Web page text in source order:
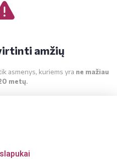
amžių
asmenys, kuriems yra ne mažiau
metų.